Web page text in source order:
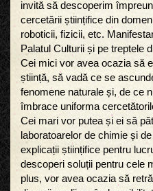
invită să descoperim
cercetării științifice din
roboticii, fizicii, etc.
Palatul Culturii și pe treptele
Cei mici vor avea ocazia să
știință, să vadă ce se
fenomene naturale și, de ce
îmbrace uniforma
Cei mari vor putea și ei să
laboratoarelor de chimie și
explicații științifice pentru
descoperi soluții pentru cele
plus, vor avea ocazia să